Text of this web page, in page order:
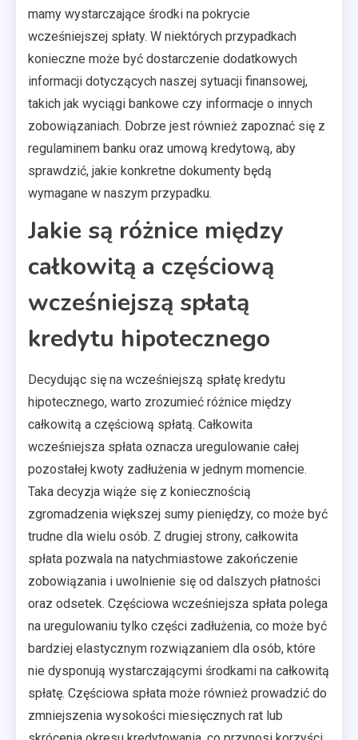
mamy wystarczające środki na pokrycie
wcześniejszej spłaty. W niektórych przypadkach
konieczne może być dostarczenie dodatkowych
informacji dotyczących naszej sytuacji finansowej,
takich jak wyciągi bankowe czy informacje o innych
zobowiązaniach. Dobrze jest również zapoznać się z
regulaminem banku oraz umową kredytową, aby
sprawdzić, jakie konkretne dokumenty będą
wymagane w naszym przypadku.
Jakie są różnice między
całkowitą a częściową
wcześniejszą spłatą
kredytu hipotecznego
Decydując się na wcześniejszą spłatę kredytu
hipotecznego, warto zrozumieć różnice między
całkowitą a częściową spłatą. Całkowita
wcześniejsza spłata oznacza uregulowanie całej
pozostałej kwoty zadłużenia w jednym momencie.
Taka decyzja wiąże się z koniecznością
zgromadzenia większej sumy pieniędzy, co może być
trudne dla wielu osób. Z drugiej strony, całkowita
spłata pozwala na natychmiastowe zakończenie
zobowiązania i uwolnienie się od dalszych płatności
oraz odsetek. Częściowa wcześniejsza spłata polega
na uregulowaniu tylko części zadłużenia, co może być
bardziej elastycznym rozwiązaniem dla osób, które
nie dysponują wystarczającymi środkami na całkowitą
spłatę. Częściowa spłata może również prowadzić do
zmniejszenia wysokości miesięcznych rat lub